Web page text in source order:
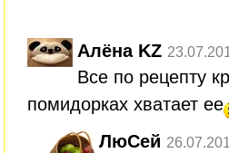
Алёна KZ
Все по рецепту
помидорках хватает ее
ЛюСей